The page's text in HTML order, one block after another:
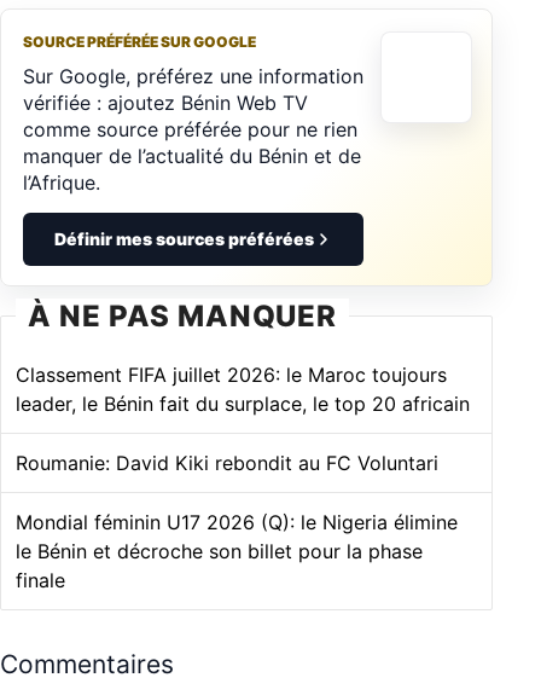
SOURCE PRÉFÉRÉE SUR GOOGLE
Sur Google, préférez une information
vérifiée : ajoutez Bénin Web TV
comme source préférée pour ne rien
manquer de l’actualité du Bénin et de
l’Afrique.
Définir mes sources préférées
À NE PAS MANQUER
Classement FIFA juillet 2026: le Maroc toujours
leader, le Bénin fait du surplace, le top 20 africain
Roumanie: David Kiki rebondit au FC Voluntari
Mondial féminin U17 2026 (Q): le Nigeria élimine
le Bénin et décroche son billet pour la phase
finale
Commentaires